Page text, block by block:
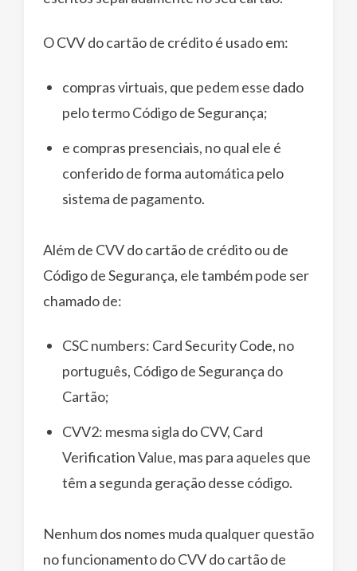
O CVV do cartão de crédito é usado em:
compras virtuais, que pedem esse dado
pelo termo Código de Segurança;
e compras presenciais, no qual ele é
conferido de forma automática pelo
sistema de pagamento.
Além de CVV do cartão de crédito ou de
Código de Segurança, ele também pode ser
chamado de:
CSC numbers: Card Security Code, no
português, Código de Segurança do
Cartão;
CVV2: mesma sigla do CVV, Card
Verification Value, mas para aqueles que
têm a segunda geração desse código.
Nenhum dos nomes muda qualquer questão
no funcionamento do CVV do cartão de